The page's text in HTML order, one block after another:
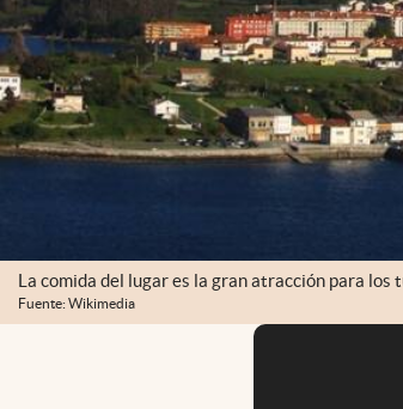
La comida del lugar es la gran atracción para los
Fuente: Wikimedia